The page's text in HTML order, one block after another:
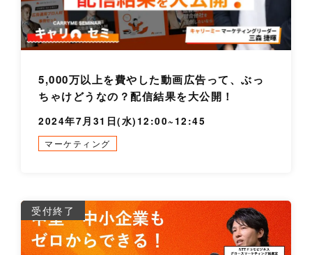
5,000万以上を費やした動画広告って、ぶっ
ちゃけどうなの？配信結果を大公開！
2024年7月31日(水)12:00~12:45
マーケティング
受付終了